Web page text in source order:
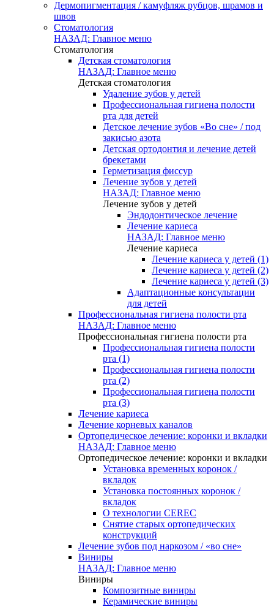
Дермопигментация / камуфляж рубцов, шрамов и
швов
Стоматология
НАЗАД: Главное меню
Стоматология
Детская стоматология
НАЗАД: Главное меню
Детская стоматология
Удаление зубов у детей
Профессиональная гигиена полости
рта для детей
Детское лечение зубов «Во сне» / под
закисью азота
Детская ортодонтия и лечение детей
брекетами
Герметизация фиссур
Лечение зубов у детей
НАЗАД: Главное меню
Лечение зубов у детей
Эндодонтическое лечение
Лечение кариеса
НАЗАД: Главное меню
Лечение кариеса
Лечение кариеса у детей (1)
Лечение кариеса у детей (2)
Лечение кариеса у детей (3)
Адаптационные консультации
для детей
Профессиональная гигиена полости рта
НАЗАД: Главное меню
Профессиональная гигиена полости рта
Профессиональная гигиена полости
рта (1)
Профессиональная гигиена полости
рта (2)
Профессиональная гигиена полости
рта (3)
Лечение кариеса
Лечение корневых каналов
Ортопедическое лечение: коронки и вкладки
НАЗАД: Главное меню
Ортопедическое лечение: коронки и вкладки
Установка временных коронок /
вкладок
Установка постоянных коронок /
вкладок
О технологии CEREC
Снятие старых ортопедических
конструкций
Лечение зубов под наркозом / «во сне»
Виниры
НАЗАД: Главное меню
Виниры
Композитные виниры
Керамические виниры